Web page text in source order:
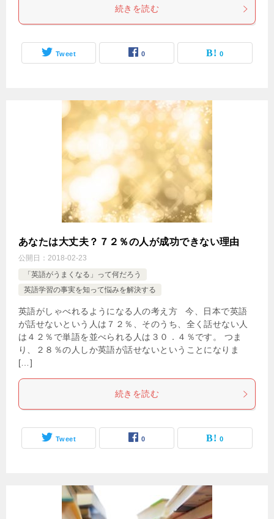
続きを読む
Tweet 0 0
あなたは大丈夫？７２％の人が成功できない理由
公開日： 2018-02-23
「英語がうまくなる」って何だろう
英語学習の事実を知って悩みを解決する
英語がしゃべれるようになる人の考え方 今、日本で英語
が話せないという人は７２％、そのうち、全く話せない人
は４２％で単語を並べられる人は３０．４％です。 つま
り、２８％の人しか英語が話せないということになりま
[…]
続きを読む
Tweet 0 0